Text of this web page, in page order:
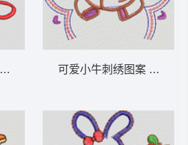
彩色环形图案集合 卡通童装章标贴布 可爱小牛刺绣